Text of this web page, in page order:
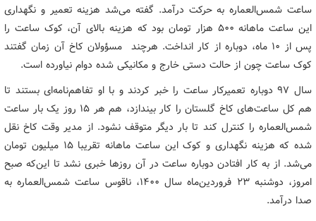
ساعت شمس‌العماره به حرکت درآمد. گفته می‌شد هزینه تعمیر و نگهداری
این ساعت ماهانه ۵۰۰ هزار تومان بود که هزینه بالای آن، کوک ساعت را
پس از ۱۰ ماه، دوباره از کار انداخت. هرچند مسؤولان کاخ آن زمان گفتند
کوک ساعت چون از حالت دستی خارج و مکانیکی شده دوام نیاورده است.
سال ۹۷ دوباره تعمیرکار ساعت را خبر کردند و با او تفاهم‌نامه‌ای بستند تا
هم کل ساعت‌های کاخ گلستان را کار بیندازد، هم هر ۱۵ روز یک بار ساعت
شمس‌العماره را کنترل کند تا بار دیگر متوقف نشود. از مدیر وقت کاخ نقل
شده که هزینه نگهداری و کوک این ساعت ماهانه تقریبا ۱۵ میلیون تومان
می‌شد. از به کار افتادن دوباره ساعت در آن روزها خبری نشد تا این‌که صبح
امروز، دوشنبه ۲۳ فروردین‌ماه سال ۱۴۰۰، ناقوس ساعت شمس‌العماره به
صدا درآمد.